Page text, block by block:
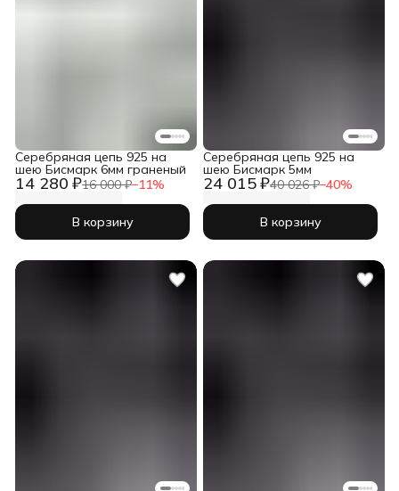
14 280 ₽16 000 ₽−11%
Серебряная цепь 925 на
шею Бисмарк 6мм граненый
В корзину
24 015 ₽40 026 ₽−40%
Серебряная цепь 925 на
шею Бисмарк 5мм
В корзину